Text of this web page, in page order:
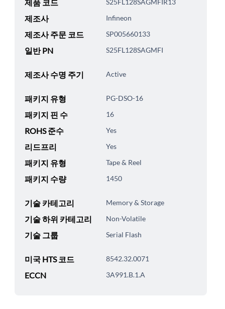
제품 코드 S25FL128SAGMFIR13
제조사 Infineon
제조사 주문 코드 SP005660133
일반 PN S25FL128SAGMFI
제조사 수명 주기 Active
패키지 유형 PG-DSO-16
패키지 핀 수 16
ROHS 준수 Yes
리드프리 Yes
패키지 유형 Tape & Reel
패키지 수량 1450
기술 카테고리 Memory & Storage
기술 하위 카테고리 Non-Volatile
기술 그룹 Serial Flash
미국 HTS 코드 8542.32.0071
ECCN 3A991.B.1.A